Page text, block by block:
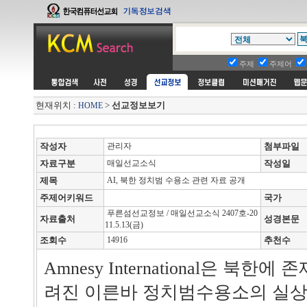
주제 주제어
현재위치 : HOME > 선교정보보기
작성자 관리자
첨부파일
자료구분
매일선교소식
작성일
제목
AI, 북한 정치범 수용소 관련 자료 공개
주제어키워드 국가
자료출처
푸른섬선교정보 / 매일선교소식 2407호-20
11.5.13(금)
성경본문
조회수 14916 추천수
Amnesy International은 북한에
려진 이른바 정치범수용소의 실